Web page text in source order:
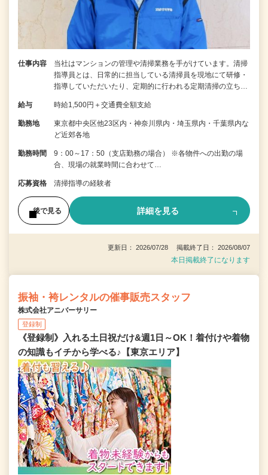
仕事内容
当社はマンションの管理や清掃業務を手がけています。清掃
指導員とは、日常的に担当している清掃員を現地にて研修・
指導していただいたり、定期的に行われる定期清掃の立ち…
給与 時給1,500円＋交通費全額支給
勤務地
東京都中央区他23区内・神奈川県内・埼玉県内・千葉県内な
ど近郊各地
勤務時間
9：00～17：50（支店勤務の場合） ※各物件への出勤の場
合、現場の就業時間に合わせて…
応募資格 清掃指導の経験者
後で見る 詳細を見る
更新日： 2026/07/28 掲載終了日： 2026/08/07
本日掲載終了になります
振袖・袴レンタルの催事販売スタッフ
株式会社アニバーサリー
登録制
《登録制》入れる土日祝だけ&週1日～OK！着付けや着物
の知識もイチから学べる♪【東京エリア】